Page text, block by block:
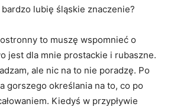
bardzo lubię śląskie znaczenie?
to muszę wspomnieć o
jest dla mnie prostackie i rubaszne.
ale nic na to nie poradzę. Po
gorszego określania na to, co po
Kiedyś w przypływie